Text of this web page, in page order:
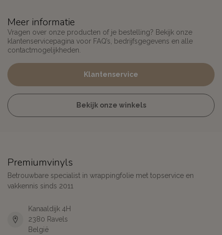
Meer informatie
Vragen over onze producten of je bestelling? Bekijk onze
klantenservicepagina voor FAQ’s, bedrijfsgegevens en alle
contactmogelijkheden.
Klantenservice
Bekijk onze winkels
Premiumvinyls
Betrouwbare specialist in wrappingfolie met topservice en
vakkennis sinds 2011
Kanaaldijk 4H
2380 Ravels
België